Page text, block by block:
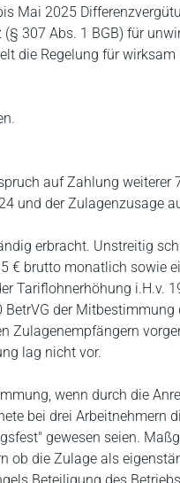
Mai 2025
307 Abs. 1 BGB) für
die Regelung für
auf Zahlung
und der Zulagenzusage
erbracht. Unstreitig
€ brutto monatlich sowie
Tariflohnerhöhung i.H.v.
der
Zulagenempfängern
lag nicht vor.
wenn durch die
bei drei Arbeitnehmern
gewesen seien.
ob die Zulage als